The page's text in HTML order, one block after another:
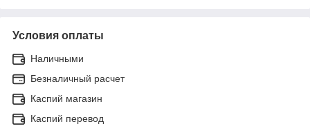
Условия оплаты
Наличными
Безналичный расчет
Каспий магазин
Каспий перевод